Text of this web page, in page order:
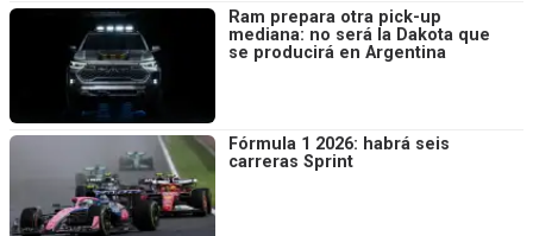
Ram prepara otra pick-up
mediana: no será la Dakota que
se producirá en Argentina
Fórmula 1 2026: habrá seis
carreras Sprint